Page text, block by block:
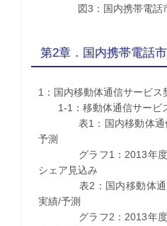
図3：国内携帯電話市
第2章．国内携帯電話
1：国内移動体通信サービス
1-1：移動体通信サービ
表1：国内移動体通信
予測
グラフ1：2013年度
シェア見込み
表2：国内移動体通
実績/予測
グラフ2：2013年度